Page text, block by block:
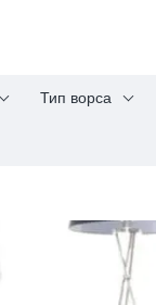
Тип ворса